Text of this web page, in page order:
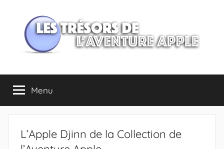
contenu
Les
trésors
de
Menu
L’Apple Djinn de la Collection de